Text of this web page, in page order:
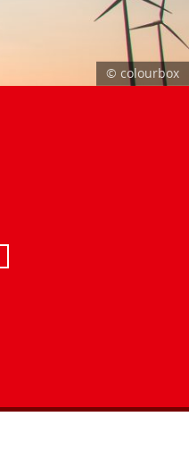
© colourbox